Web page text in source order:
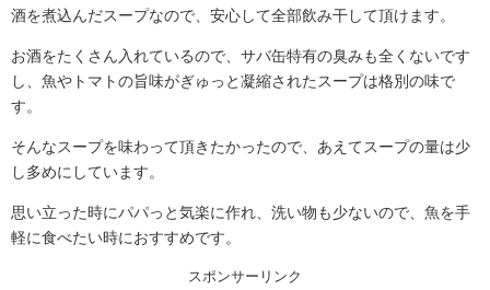
酒を煮込んだスープなので、安心して全部飲み干して頂けます。
お酒をたくさん入れているので、サバ缶特有の臭みも全くないです
し、魚やトマトの旨味がぎゅっと凝縮されたスープは格別の味で
す。
そんなスープを味わって頂きたかったので、あえてスープの量は少
し多めにしています。
思い立った時にパパっと気楽に作れ、洗い物も少ないので、魚を手
軽に食べたい時におすすめです。
スポンサーリンク